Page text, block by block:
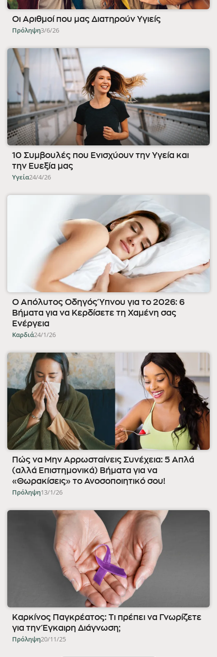
Οι Αριθμοί που μας Διατηρούν Υγιείς
Πρόληψη3/6/26
10 Συμβουλές που Ενισχύουν την Υγεία και
την Ευεξία μας
Υγεία24/4/26
Ο Απόλυτος Οδηγός Ύπνου για το 2026: 6
Βήματα για να Κερδίσετε τη Χαμένη σας
Ενέργεια
Καρδιά24/1/26
Πώς να Μην Αρρωσταίνεις Συνέχεια: 5 Απλά
(αλλά Επιστημονικά) Βήματα για να
«Θωρακίσεις» το Ανοσοποιητικό σου!
Πρόληψη13/1/26
Καρκίνος Παγκρέατος: Τι πρέπει να Γνωρίζετε
για την Έγκαιρη Διάγνωση;
Πρόληψη20/11/25